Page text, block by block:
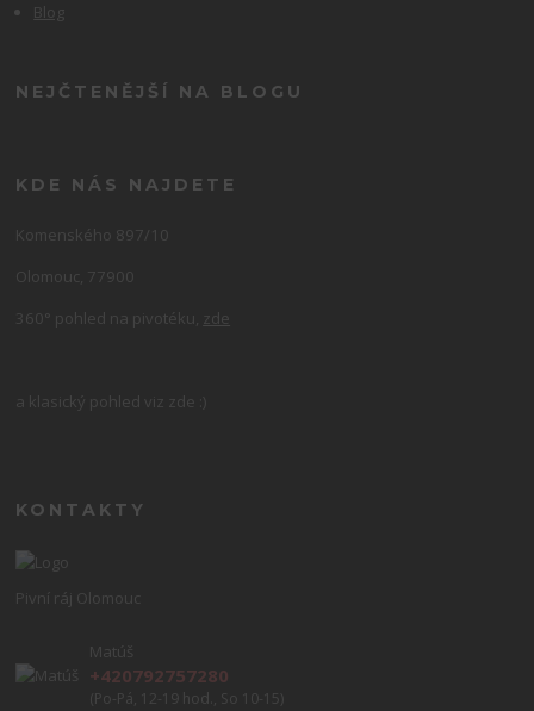
Blog
NEJČTENĚJŠÍ NA BLOGU
KDE NÁS NAJDETE
Komenského 897/10
Olomouc, 77900
360° pohled na pivotéku, zde
a klasický pohled viz zde :)
KONTAKTY
Pivní ráj Olomouc
Matúš
+420792757280
(Po-Pá, 12-19 hod., So 10-15)